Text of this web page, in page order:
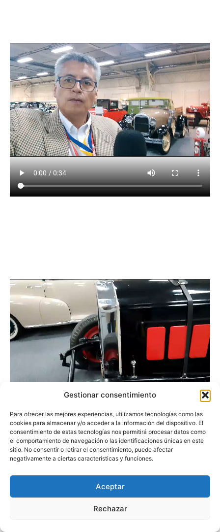
Gestionar consentimiento
Para ofrecer las mejores experiencias, utilizamos tecnologías como las
cookies para almacenar y/o acceder a la información del dispositivo. El
consentimiento de estas tecnologías nos permitirá procesar datos como
el comportamiento de navegación o las identificaciones únicas en este
sitio. No consentir o retirar el consentimiento, puede afectar
negativamente a ciertas características y funciones.
Aceptar
Rechazar